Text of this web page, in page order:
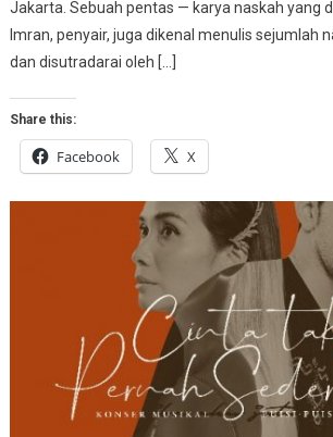
Jakarta. Sebuah pentas — karya naskah yang
Imran, penyair, juga dikenal menulis sejumlah
dan disutradarai oleh […]
Share this:
Facebook X